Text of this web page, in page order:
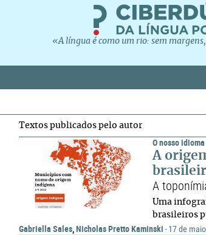
«A língua é como um rio: sem
Textos publicados pelo autor
O nosso idioma
A
A
Uma
brasileiros
Gabriella Sales,Nicholas Pretto Kaminski · 17 de